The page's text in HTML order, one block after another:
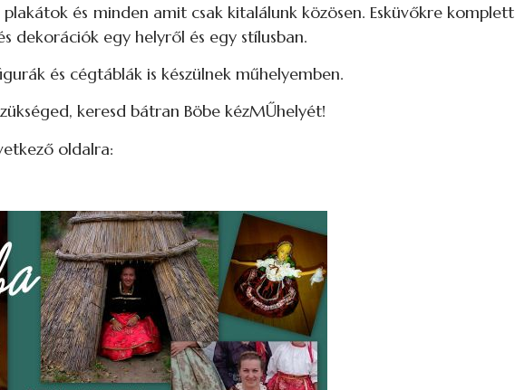
és minden amit csak kitalálunk közösen. Esküvőkre komplett
dekorációk egy helyről és egy stílusban.
és cégtáblák is készülnek műhelyemben.
keresd bátran Böbe kézMŰhelyét!
oldalra: